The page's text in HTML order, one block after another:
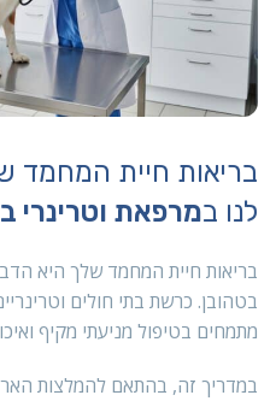
בריאות חיית
לנו במרפאת וטרינרי
בריאות חיית המחמד שלך היא
בטהובן. כרשת בתי חולים
מתמחים בטיפול מניעתי מקיף
במדריך זה, בהתאם להמלצות